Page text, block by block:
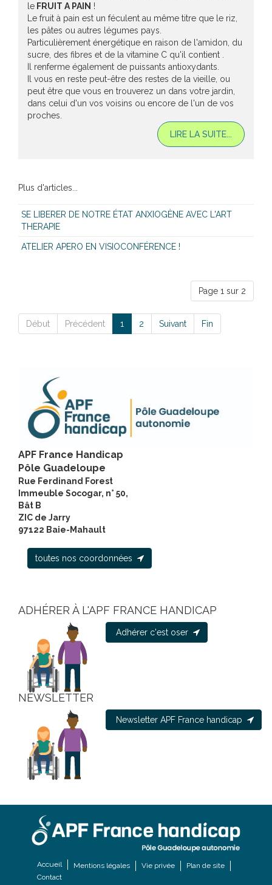
le FRUIT A PAIN !
Le fruit à pain est un féculent au même titre que le riz,
les pâtes ou autres légumes pays.
Particulièrement énergétique en raison de l'amidon, du
sucre, des fibres et de la vitamine C qu'il contient .
Il renferme également de puissants antioxydants.
Il vous en reste peut-être des restes de la vieille, ou
peut être que vous en trouverez un dans votre jardin,
dans celui d'un vos voisins ou encore de l'un de vos
proches.
LIRE LA SUITE...
Plus d'articles...
SE LIBERER DE NOTRE ÉTAT ANXIOGÈNE AVEC L'ART
THERAPIE
ATELIER APERO EN VISIOCONFÉRENCE !
Page 1 sur 2
Début Précédent 1 2 Suivant Fin
APF France Handicap
Pôle Guadeloupe
Rue Ferdinand Forest
Immeuble Socogar, n° 50,
Bât B
ZIC de Jarry
97122 Baie-Mahault
toutes nos coordonnées
ADHÉRER À L'APF FRANCE HANDICAP
Adhérer c'est oser
NEWSLETTER
Newsletter APF France handicap
Accueil Mentions légales Vie privée
Plan de site
Contact